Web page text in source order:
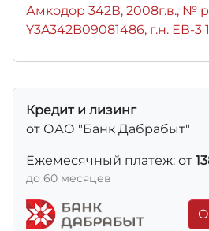
Амкодор 342В, 2008г.в., №
Y3A342B09081486, г.н. ЕВ-3
Кредит и лизинг
от ОАО "Банк Дабрабыт"
Ежемесячный платеж: от
до 60 месяцев